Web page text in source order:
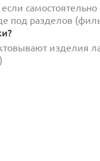
под разделов
изделия